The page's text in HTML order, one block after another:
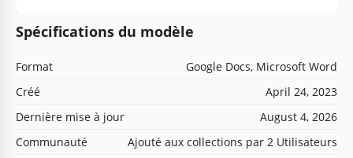
Spécifications du modèle
Format
Google Docs, Microsoft Word
Créé
April 24, 2023
Dernière mise à jour
August 4, 2026
Communauté
Ajouté aux collections par 2 Utilisateurs